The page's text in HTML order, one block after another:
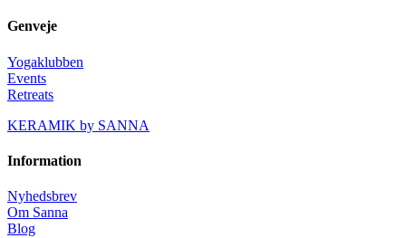
Genveje
Yogaklubben
Events
Retreats
KERAMIK by SANNA
Information
Nyhedsbrev
Om Sanna
Blog